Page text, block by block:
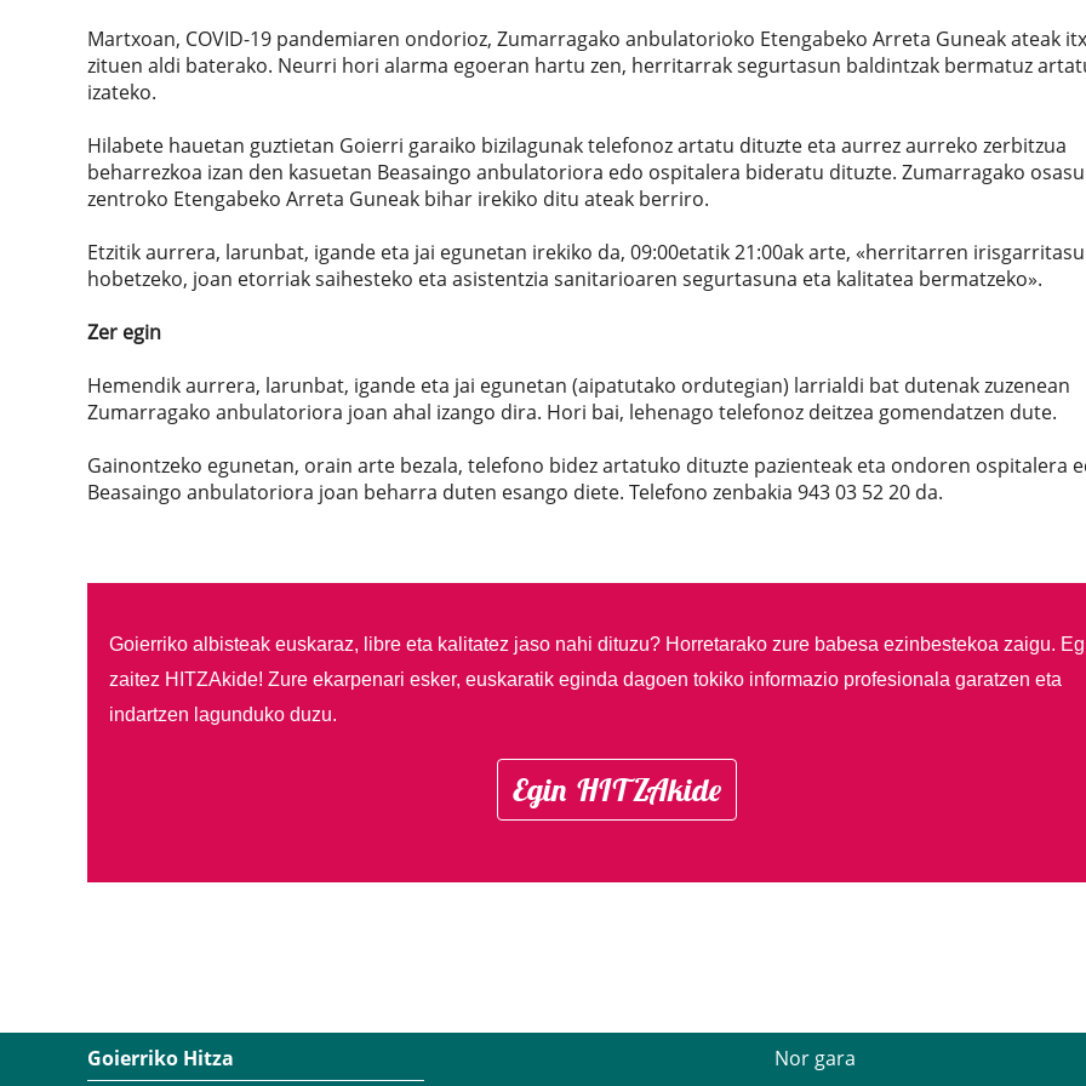
Martxoan, COVID-19 pandemiaren ondorioz, Zumarragako anbulatorioko Etengabeko Arreta Guneak ateak
zituen aldi baterako. Neurri hori alarma egoeran hartu zen, herritarrak segurtasun baldintzak bermatuz
izateko.
Hilabete hauetan guztietan Goierri garaiko bizilagunak telefonoz artatu dituzte eta aurrez aurreko zerbitzua
beharrezkoa izan den kasuetan Beasaingo anbulatoriora edo ospitalera bideratu dituzte. Zumarragako
zentroko Etengabeko Arreta Guneak bihar irekiko ditu ateak berriro.
Etzitik aurrera, larunbat, igande eta jai egunetan irekiko da, 09:00etatik 21:00ak arte, «herritarren
hobetzeko, joan etorriak saihesteko eta asistentzia sanitarioaren segurtasuna eta kalitatea bermatzeko».
Zer egin
Hemendik aurrera, larunbat, igande eta jai egunetan (aipatutako ordutegian) larrialdi bat dutenak zuzenean
Zumarragako anbulatoriora joan ahal izango dira. Hori bai, lehenago telefonoz deitzea gomendatzen dute.
Gainontzeko egunetan, orain arte bezala, telefono bidez artatuko dituzte pazienteak eta ondoren ospitalera
Beasaingo anbulatoriora joan beharra duten esango diete. Telefono zenbakia 943 03 52 20 da.
Goierriko albisteak euskaraz, libre eta kalitatez jaso nahi dituzu? Horretarako zure babesa ezinbestekoa zaigu.
zaitez HITZAkide! Zure ekarpenari esker, euskaratik eginda dagoen tokiko informazio profesionala garatzen eta
indartzen lagunduko duzu.
Egin HITZAkide
Goierriko Hitza Nor gara